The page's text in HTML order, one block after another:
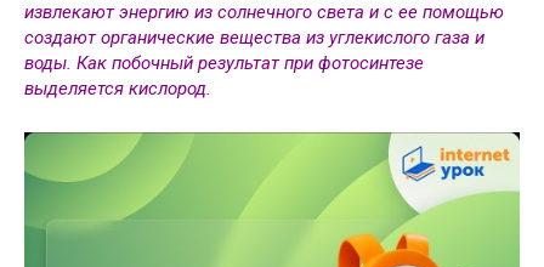
извлекают энергию из солнечного света и с ее помощью
создают органические вещества из углекислого газа и
воды. Как побочный результат при фотосинтезе
выделяется кислород.